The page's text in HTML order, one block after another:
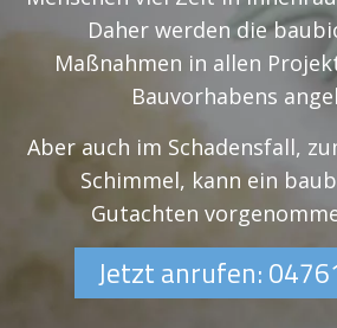
Daher werden die
Maßnahmen in allen
Bauvorhabens
Aber auch im Schadensfall,
Schimmel, kann ein
Gutachten
Jetzt anrufen: